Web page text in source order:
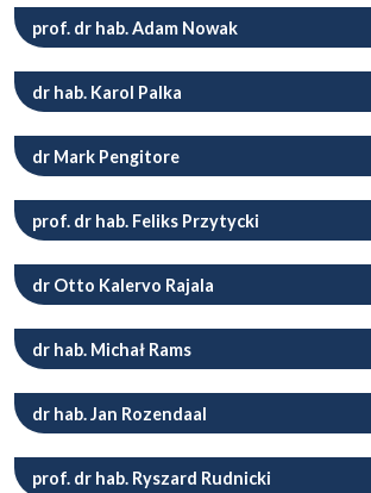
prof. dr hab. Adam Nowak
dr hab. Karol Palka
dr Mark Pengitore
prof. dr hab. Feliks Przytycki
dr Otto Kalervo Rajala
dr hab. Michał Rams
dr hab. Jan Rozendaal
prof. dr hab. Ryszard Rudnicki